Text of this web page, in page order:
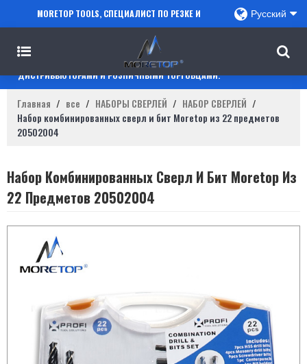
MORETOP TOOLS, СПЕЦИАЛИСТ ПО РЕЗКЕ И
СВЕРЛЕНИЮ, СОТРУДНИЧАЕТ С ПРОДАВЦАМИ
AMAZON, РЕГИОНАЛЬНЫМИ ОПТОВИКАМИ,
ДИСТРИБЬЮТОРАМИ И РОЗНИЧНЫМИ ТОРГОВЦАМИ.
Русский
Главная / все / НАБОРЫ СВЕРЛЕЙ / НАБОР СВЕРЛЕЙ /
Набор комбинированных сверл и бит Moretop из 22 предметов
20502004
Набор Комбинированных Сверл И Бит Moretop Из
22 Предметов 20502004